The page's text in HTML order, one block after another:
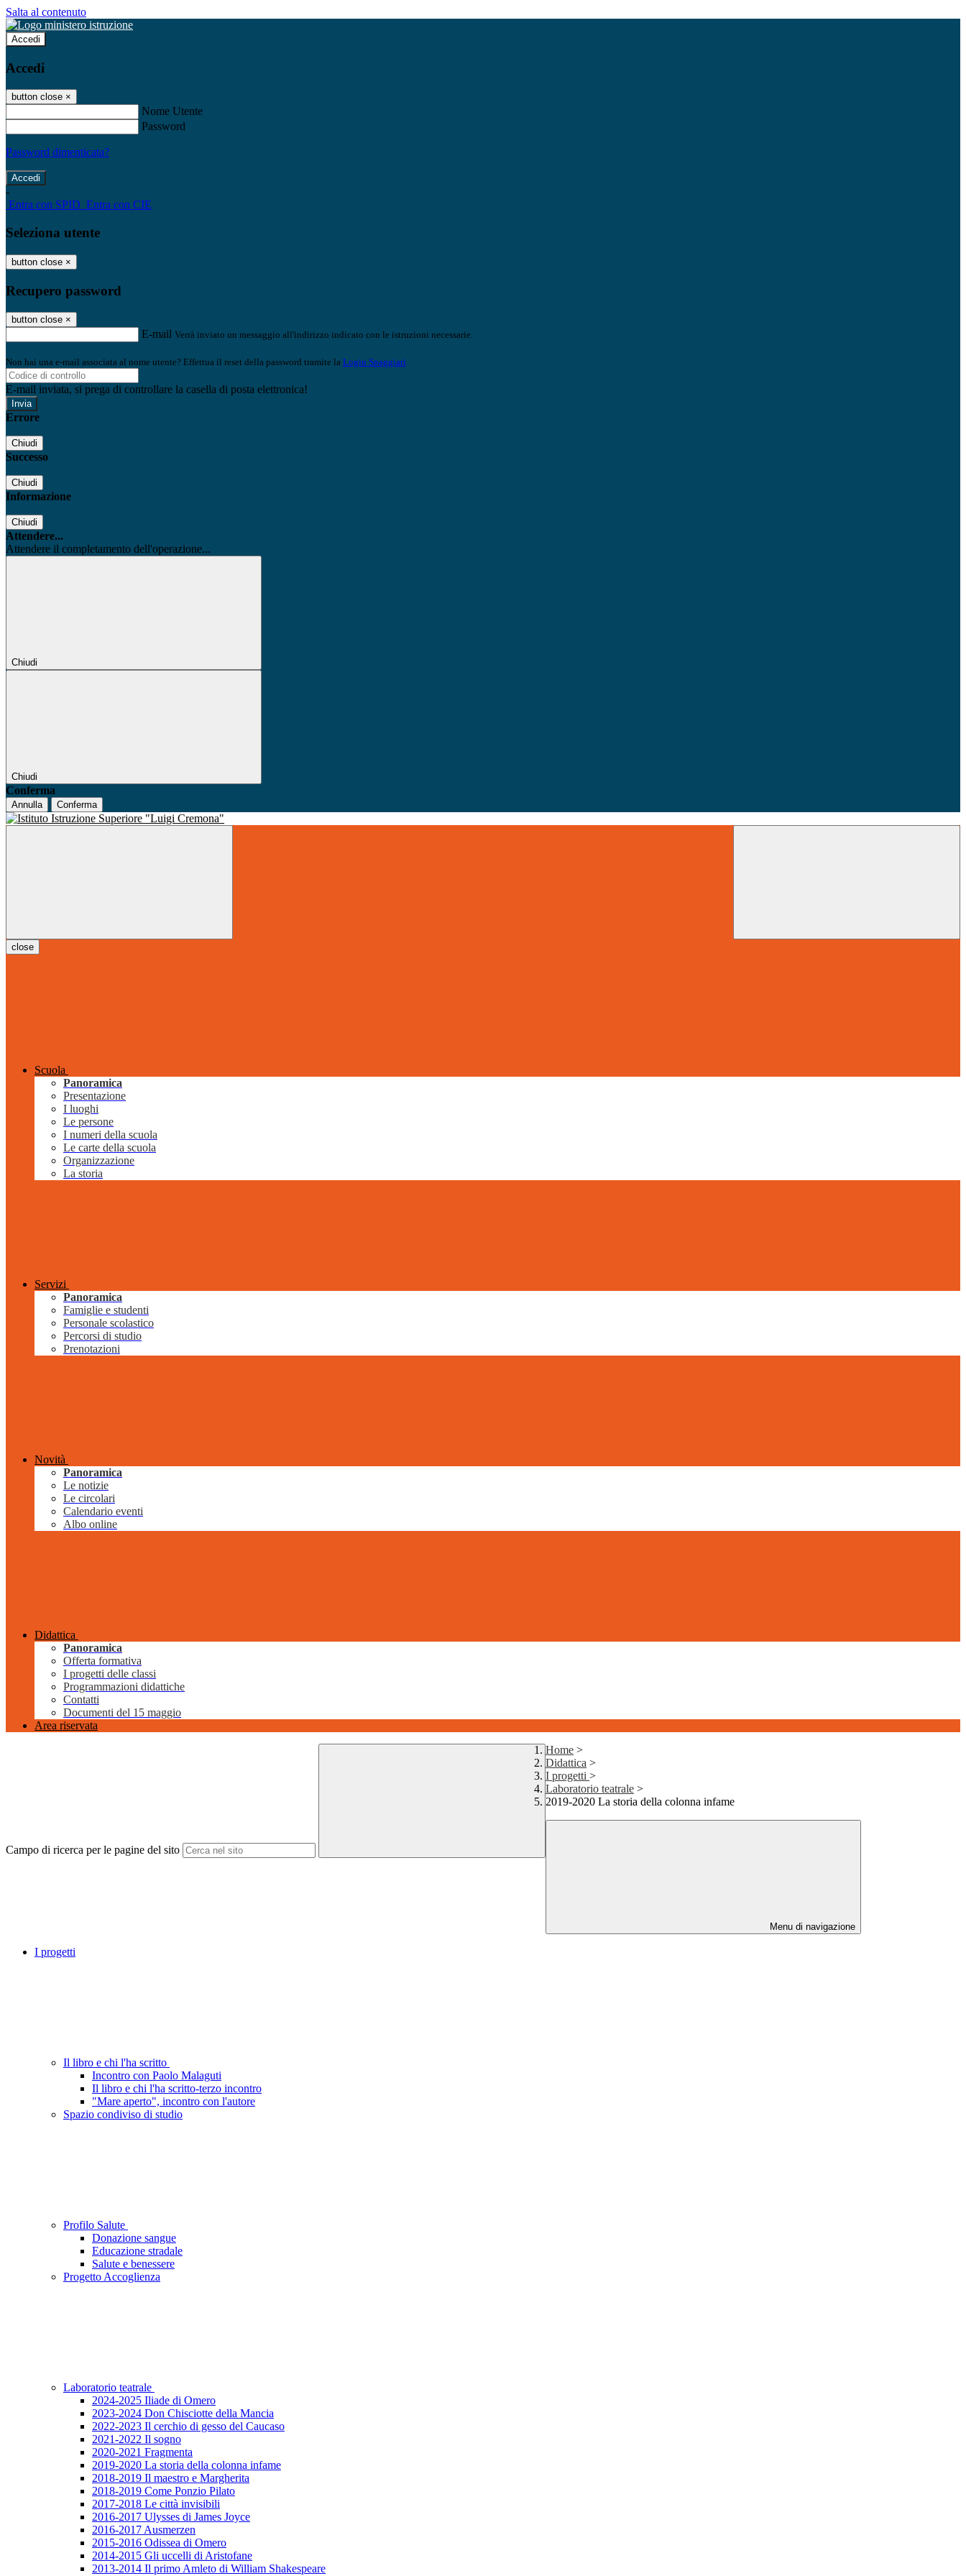
Salta al contenuto
Accedi
Accedi
button close ×
Nome Utente
Password
Password dimenticata?
-
Entra con SPID Entra con CIE
Seleziona utente
button close ×
Recupero password
button close ×
E-mail Verrà inviato un messaggio all'indirizzo indicato con le istruzioni necessarie.
Non hai una e-mail associata al nome utente? Effettua il reset della password tramite la Login Spaggiari
E-mail inviata, si prega di controllare la casella di posta elettronica!
Errore
Chiudi
Successo
Chiudi
Informazione
Chiudi
Attendere...
Attendere il completamento dell'operazione...
Chiudi
Chiudi
Conferma
Annulla Conferma
close
Scuola
Panoramica
Presentazione
I luoghi
Le persone
I numeri della scuola
Le carte della scuola
Organizzazione
La storia
Servizi
Panoramica
Famiglie e studenti
Personale scolastico
Percorsi di studio
Prenotazioni
Novità
Panoramica
Le notizie
Le circolari
Calendario eventi
Albo online
Didattica
Panoramica
Offerta formativa
I progetti delle classi
Programmazioni didattiche
Contatti
Documenti del 15 maggio
Area riservata
Campo di ricerca per le pagine del sito
Home >
Didattica >
I progetti >
Laboratorio teatrale >
2019-2020 La storia della colonna infame
Menu di navigazione
I progetti
Il libro e chi l'ha scritto
Incontro con Paolo Malaguti
Il libro e chi l'ha scritto-terzo incontro
"Mare aperto", incontro con l'autore
Spazio condiviso di studio
Profilo Salute
Donazione sangue
Educazione stradale
Salute e benessere
Progetto Accoglienza
Laboratorio teatrale
2024-2025 Iliade di Omero
2023-2024 Don Chisciotte della Mancia
2022-2023 Il cerchio di gesso del Caucaso
2021-2022 Il sogno
2020-2021 Fragmenta
2019-2020 La storia della colonna infame
2018-2019 Il maestro e Margherita
2018-2019 Come Ponzio Pilato
2017-2018 Le città invisibili
2016-2017 Ulysses di James Joyce
2016-2017 Ausmerzen
2015-2016 Odissea di Omero
2014-2015 Gli uccelli di Aristofane
2013-2014 Il primo Amleto di William Shakespeare